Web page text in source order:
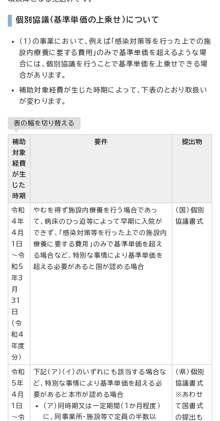
個別協議（基準単価の上乗せ）について
（1）の事業において、例えば「感染対策等を行った上での施
設内療養に要する費用」のみで基準単価を超えるような場
合には、個別協議を行うことで基準単価を上乗せできる場
合があります。
補助対象経費が生じた時期によって、下表のとおり取扱い
が変わります。
表の幅を切り替える
補助
対象
経費
が生
じた
時期
要件 提出物
令和
4年
4月
1日
～令
和5
年3
月
31
日
（令
和4
年度
分）
やむを得ず施設内療養を行う場合であっ
て、病床のひっ迫等によって早期に入院が
できず、「感染対策等を行った上での施設内
療養に要する費用」のみで基準単価を超え
る場合など、特別な事情により基準単価を
超える必要があると国が認める場合
（国）個別
協議書式
令和
5年
4月
1日
～令
下記（ア）（イ）のいずれにも該当する場合な
ど、特別な事情により基準単価を超える必
要があると本市が認める場合
（ア）同時期又は一定期間（1か月程度）
に、同事業所・施設等で定員の半数以
（県）個別
協議書式
※あわせ
て国書式
の提出も